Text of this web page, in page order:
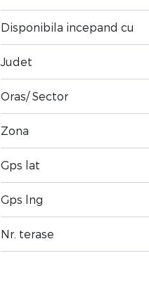
Disponibila incepand cu
Judet
Oras/ Sector
Zona
Gps lat
Gps lng
Nr. terase